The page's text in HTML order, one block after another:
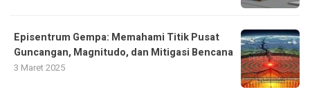
Episentrum Gempa: Memahami Titik Pusat
Guncangan, Magnitudo, dan Mitigasi Bencana
3 Maret 2025